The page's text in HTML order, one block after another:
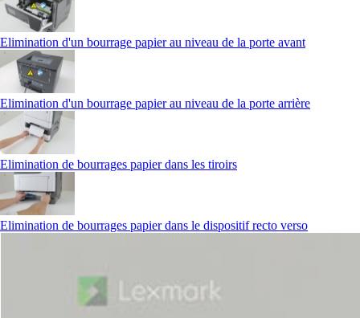
Elimination d'un bourrage papier au niveau de la porte avant
Elimination d'un bourrage papier au niveau de la porte arrière
Elimination de bourrages papier dans les tiroirs
Elimination de bourrages papier dans le dispositif recto verso